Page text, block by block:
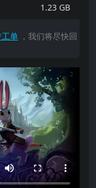
1.23 GB
单 ，我们将尽快回